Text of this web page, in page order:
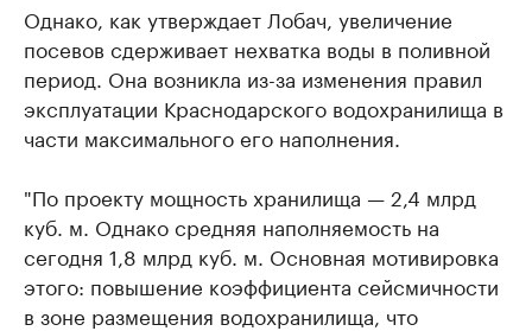
Однако, как утверждает Лобач, увеличение
посевов сдерживает нехватка воды в поливной
период. Она возникла из-за изменения правил
эксплуатации Краснодарского водохранилища в
части максимального его наполнения.
"По проекту мощность хранилища — 2,4 млрд
куб. м. Однако средняя наполняемость на
сегодня 1,8 млрд куб. м. Основная мотивировка
этого: повышение коэффициента сейсмичности
в зоне размещения водохранилища, что